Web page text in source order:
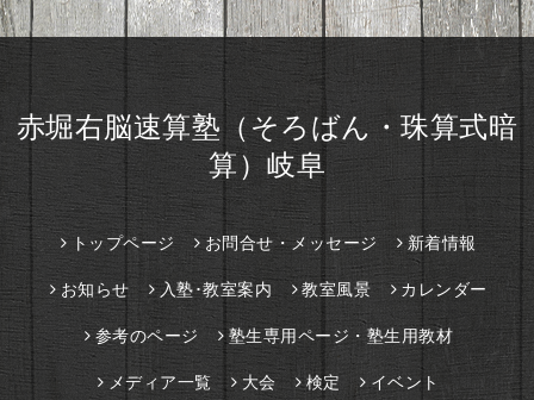
赤堀右脳速算塾（そろばん・珠算式暗
算）岐阜
トップページ お問合せ・メッセージ 新着情報
お知らせ 入塾･教室案内 教室風景 カレンダー
参考のページ 塾生専用ページ・塾生用教材
メディア一覧 大会 検定 イベント